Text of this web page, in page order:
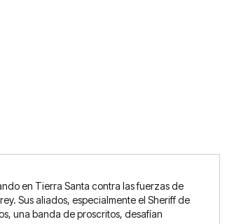
en Tierra Santa contra las fuerzas de
Sus aliados, especialmente el Sheriff de
una banda de proscritos, desafían